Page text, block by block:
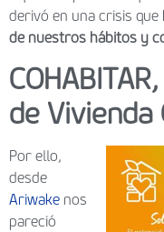
derivó en una crisis que
de nuestros hábitos y
de
Por ello,
desde
Ariwake nos
pareció